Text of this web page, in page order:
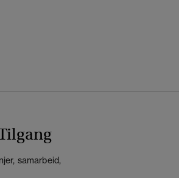
samarbeid,